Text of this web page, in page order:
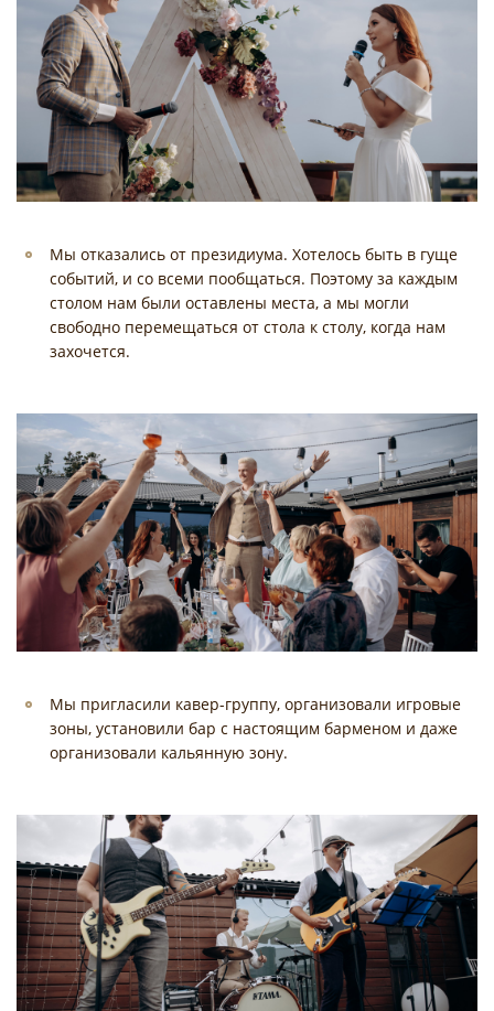
Мы отказались от президиума. Хотелось быть в гуще
событий, и со всеми пообщаться. Поэтому за каждым
столом нам были оставлены места, а мы могли
свободно перемещаться от стола к столу, когда нам
захочется.
Мы пригласили кавер-группу, организовали игровые
зоны, установили бар с настоящим барменом и даже
организовали кальянную зону.